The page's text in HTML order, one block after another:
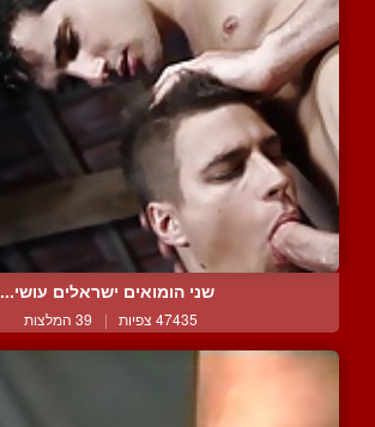
שני הומואים ישראלים עושי...
47435 צפיות | 39 המלצות